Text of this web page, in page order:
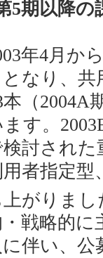
5期以降
年4月か
なり、共
本（2004A
す。
討された
者指定型
上がりまし
戦略的に
伴い、公